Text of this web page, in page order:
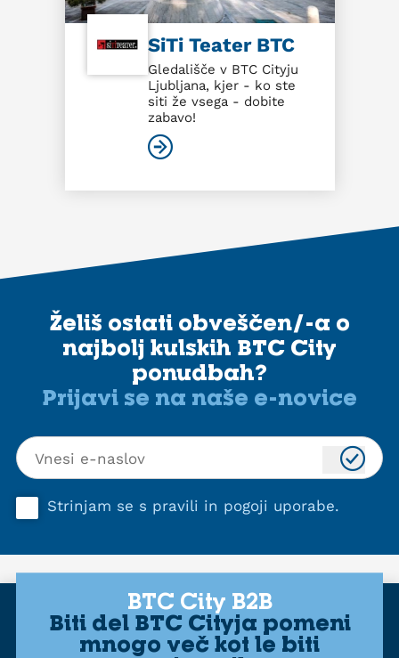
SiTi Teater BTC
Gledališče v BTC Cityju
Ljubljana, kjer - ko ste
siti že vsega - dobite
zabavo!
Želiš ostati obveščen/-a o
najbolj kulskih BTC City
ponudbah?
Prijavi se na naše e-novice
Strinjam se s pravili in pogoji uporabe.
BTC City B2B
Biti del BTC Cityja pomeni
mnogo več kot le biti